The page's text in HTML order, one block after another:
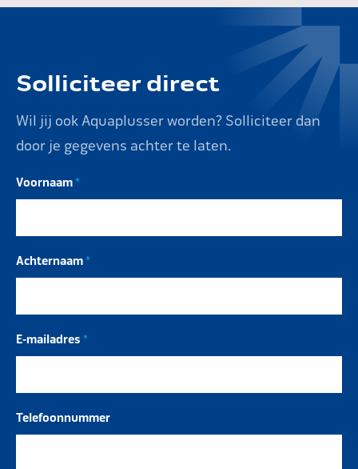
over de functie, het team en Aqua+.
Solliciteer direct
Wil jij ook Aquaplusser worden? Solliciteer dan
door je gegevens achter te laten.
Voornaam *
Achternaam *
E-mailadres *
Telefoonnummer